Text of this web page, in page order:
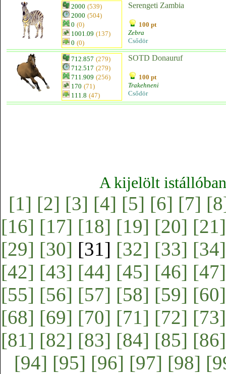
2000 (539)
2000 (504)
0 (0)
1001.09 (137)
0 (0)
Serengeti Zambia
100 pt
Zebra
Csődör
712.857 (279)
712.517 (279)
711.909 (256)
170 (71)
111.8 (47)
SOTD Donauruf
100 pt
Trakehneni
Csődör
A kijelölt
[1] [2] [3] [4] [5] [6] [7]
[16] [17] [18] [19] [20] [21]
[29] [30] [31] [32] [33] [34]
[42] [43] [44] [45] [46] [47]
[55] [56] [57] [58] [59] [60]
[68] [69] [70] [71] [72] [73]
[81] [82] [83] [84] [85] [86]
[94] [95] [96] [97] [98]